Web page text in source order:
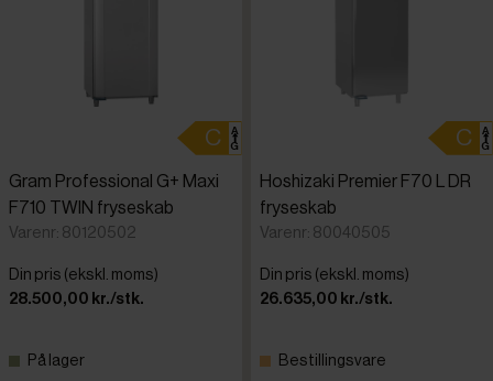
Gram Professional G+ Maxi
F710 TWIN fryseskab
Varenr: 80120502
Din pris (ekskl. moms)
28.500,00 kr./stk.
På lager
Hoshizaki Premier F70 L DR
fryseskab
Varenr: 80040505
Din pris (ekskl. moms)
26.635,00 kr./stk.
Bestillingsvare